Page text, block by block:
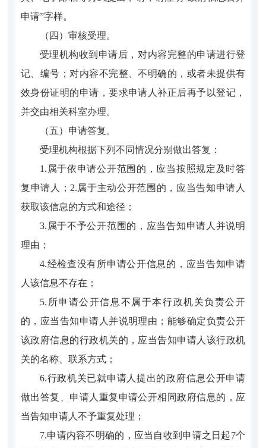
申请”字样。
（四）审核受理。
受理机构收到申请后，对内容完整的申请进行登
记、编号；对内容不完整、不明确的，或者未提供有
效身份证明的申请，要求申请人补正后再予以登记，
并交由相关科室办理。
（五）申请答复。
受理机构根据下列不同情况分别做出答复：
1.属于依申请公开范围的，应当按照规定及时答
复申请人；2.属于主动公开范围的，应当告知申请人
获取该信息的方式和途径；
3.属于不予公开范围的，应当告知申请人并说明
理由；
4.经检查没有所申请公开信息的，应当告知申请
人该信息不存在；
5.所申请公开信息不属于本行政机关负责公开
的，应当告知申请人并说明理由；能够确定负责公开
该政府信息的行政机关的，应当告知申请人该行政机
关的名称、联系方式；
6.行政机关已就申请人提出的政府信息公开申请
做出答复、申请人重复申请公开相同政府信息的，应
当告知申请人不予重复处理；
7.申请内容不明确的，应当自收到申请之日起7个